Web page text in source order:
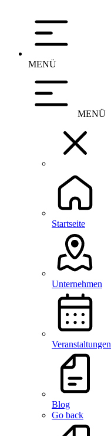
MENÜ
MENÜ
Startseite
Unternehmen
Veranstaltungen
Blog
Go back